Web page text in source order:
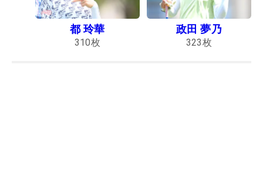
都 玲華
310枚
政田 夢乃
323枚